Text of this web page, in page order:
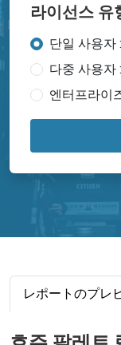
라이선스 유
단일 사용자
다중 사용자
엔터프라이
レポートのプレ